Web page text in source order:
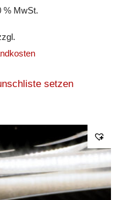
% MwSt.
setzen